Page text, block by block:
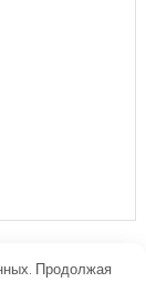
Продолжая